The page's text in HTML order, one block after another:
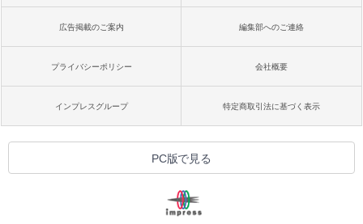
広告掲載のご案内 編集部へのご連絡
プライバシーポリシー 会社概要
インプレスグループ 特定商取引法に基づく表示
PC版で見る